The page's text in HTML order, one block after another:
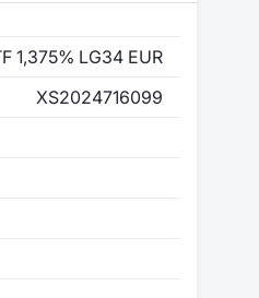
1,375% LG34 EUR
XS2024716099